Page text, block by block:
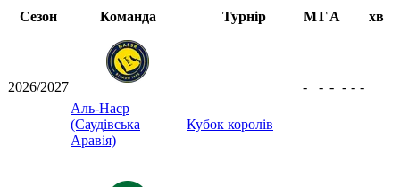
Сезон
Команда Турнір МГА хв
2026/2027
Аль-Наср
(Саудівська
Аравія)
Кубок королів
- - - - - -